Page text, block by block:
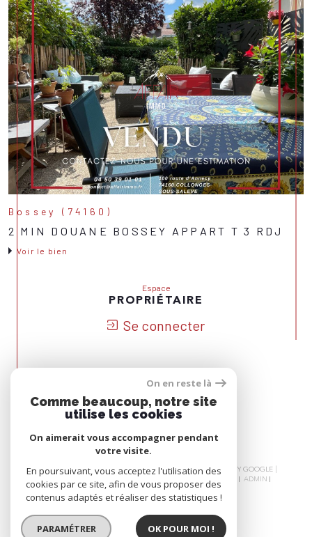
Bossey (74160)
2 MIN DOUANE BOSSEY APPART T 3 RDJ
Voir le bien
Espace
PROPRIÉTAIRE
Se connecter
ADHÉRONS
© 2026 | TOUS DROITS RÉSERVÉS | TRADUCTION POWERED BY GOOGLE |
NOS HONORAIRES
PLAN DU SITE MENTIONS LÉGALES
ADMIN
NOS LIENS
POLITIQUE RGPD COOKIES
On en reste là
Comme beaucoup, notre site
utilise les cookies
On aimerait vous accompagner pendant
votre visite.
En poursuivant, vous acceptez l'utilisation des
cookies par ce site, afin de vous proposer des
contenus adaptés et réaliser des statistiques !
PARAMÉTRER OK POUR MOI !